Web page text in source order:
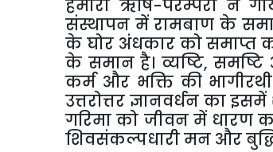
हमारी ऋषि-परम्परा ने
संस्थापन में रामबाण के
के घोर अंधकार को समाप्त
के समान है। व्यष्टि,
कर्म और भक्ति की
उत्तरोत्तर ज्ञानवर्धन का
गरिमा को जीवन में धारण
शिवसंकल्पधारी मन और